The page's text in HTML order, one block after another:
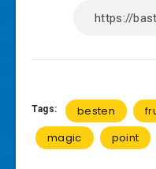
Tags: besten
magic
point